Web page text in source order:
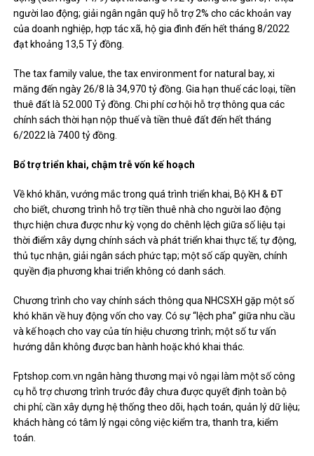
người lao động; giải ngân ngân quỹ hỗ trợ 2% cho các khoản vay
của doanh nghiệp, hợp tác xã, hộ gia đình đến hết tháng 8/2022
đạt khoảng 13,5 Tỷ đồng.
The tax family value, the tax environment for natural bay, xi
măng đến ngày 26/8 là 34,970 tỷ đồng. Gia hạn thuế các loại, tiền
thuê đất là 52.000 Tỷ đồng. Chi phí cơ hội hỗ trợ thông qua các
chính sách thời hạn nộp thuế và tiền thuê đất đến hết tháng
6/2022 là 7400 tỷ đồng.
Bổ trợ triển khai, chậm trễ vốn kế hoạch
Về khó khăn, vướng mắc trong quá trình triển khai, Bộ KH & ĐT
cho biết, chương trình hỗ trợ tiền thuê nhà cho người lao động
thực hiện chưa được như kỳ vọng do chênh lệch giữa số liệu tại
thời điểm xây dựng chính sách và phát triển khai thực tế; tự động,
thủ tục nhận, giải ngân sách phức tạp; một số cấp quyền, chính
quyền địa phương khai triển không có danh sách.
Chương trình cho vay chính sách thông qua NHCSXH gặp một số
khó khăn về huy động vốn cho vay. Có sự “lệch pha” giữa nhu cầu
và kế hoạch cho vay của tín hiệu chương trình; một số tư vấn
hướng dẫn không được ban hành hoặc khó khai thác.
Fptshop.com.vn ngân hàng thương mại vô ngại làm một số công
cụ hỗ trợ chương trình trước đây chưa được quyết định toàn bộ
chi phí; cần xây dựng hệ thống theo dõi, hạch toán, quản lý dữ liệu;
khách hàng có tâm lý ngại công việc kiểm tra, thanh tra, kiểm
toán.